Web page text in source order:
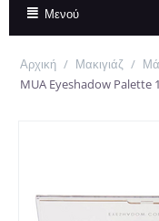
Μενού
Αρχική / Μακιγιάζ /
MUA Eyeshadow Palette